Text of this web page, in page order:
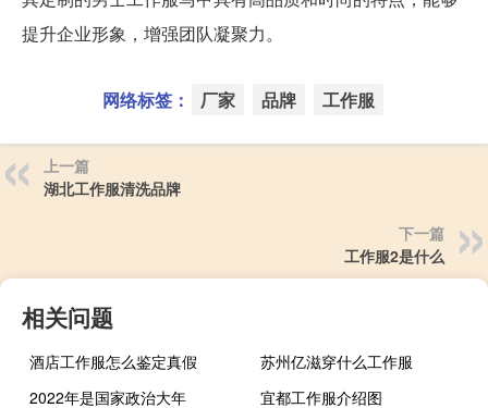
提升企业形象，增强团队凝聚力。
网络标签： 厂家 品牌 工作服
上一篇
湖北工作服清洗品牌
下一篇
工作服2是什么
相关问题
酒店工作服怎么鉴定真假
苏州亿滋穿什么工作服
2022年是国家政治大年
宜都工作服介绍图